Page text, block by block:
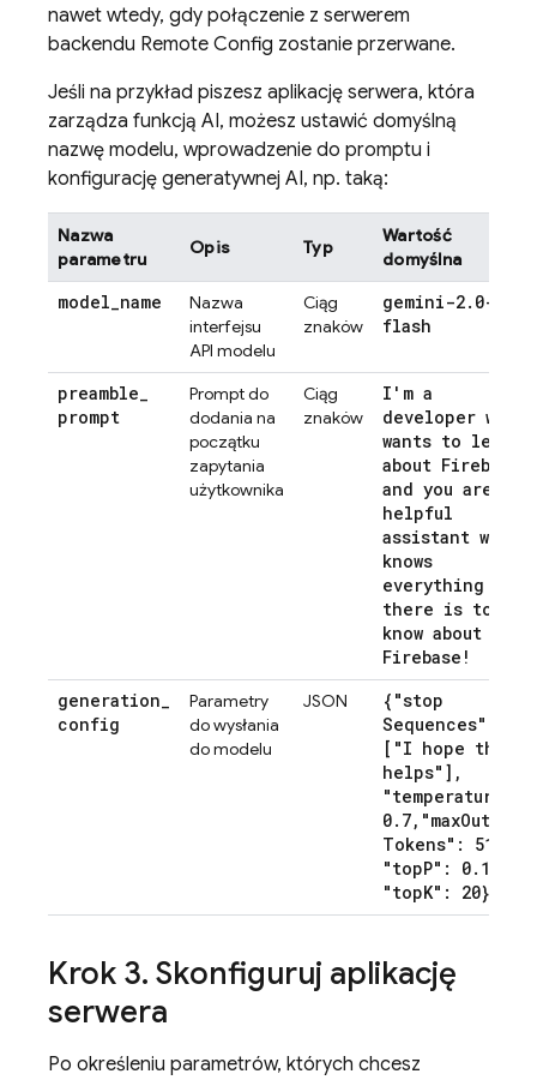
nawet wtedy, gdy połączenie z serwerem
backendu Remote Config zostanie przerwane.
Jeśli na przykład piszesz aplikację serwera, która
zarządza funkcją AI, możesz ustawić domyślną
nazwę modelu, wprowadzenie do promptu i
konfigurację generatywnej AI, np. taką:
Nazwa
parametru
Opis Typ
Wartość
domyślna
model_name
Nazwa
interfejsu
API modelu
Ciąg
znaków
gemini-2. 0-
flash
preamble_
prompt
Prompt do
dodania na
początku
zapytania
użytkownika
Ciąg
znaków
I'm a
developer who
wants to learn
about Firebase
and you are a
helpful
assistant who
knows
everything
there is to
know about
Firebase!
generation_
config
Parametry
do wysłania
do modelu
JSON
{"stop
Sequences":
["I hope this
helps"] ,
"temperature":
0. 7, "maxOutput
Tokens": 512
"topP": 0. 1
"topK": 20}
Krok 3. Skonfiguruj aplikację
serwera
Po określeniu parametrów, których chcesz